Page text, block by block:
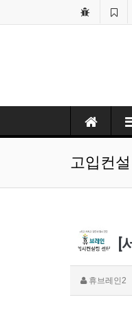
고입컨
[
휴브레인2